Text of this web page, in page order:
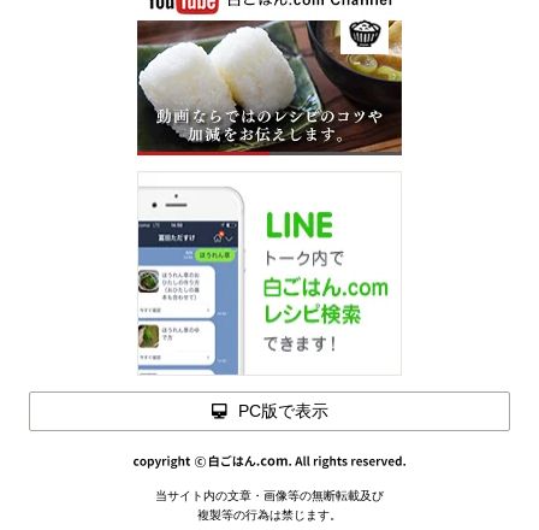
PC版で表示
当サイト内の文章・画像等の無断転載及び
複製等の行為は禁じます。